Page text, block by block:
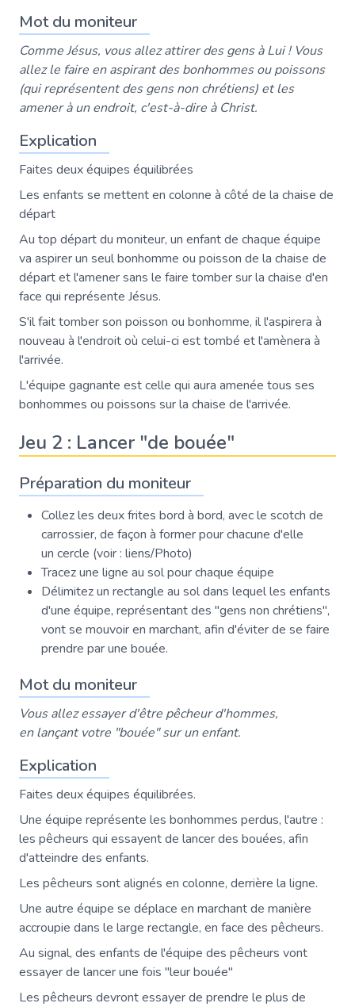
Mot du moniteur
Comme Jésus, vous allez attirer des gens à Lui ! Vous
allez le faire en aspirant des bonhommes ou poissons
(qui représentent des gens non chrétiens) et les
amener à un endroit, c'est-à-dire à Christ.
Explication
Faites deux équipes équilibrées
Les enfants se mettent en colonne à côté de la chaise de
départ
Au top départ du moniteur, un enfant de chaque équipe
va aspirer un seul bonhomme ou poisson de la chaise de
départ et l'amener sans le faire tomber sur la chaise d'en
face qui représente Jésus.
S'il fait tomber son poisson ou bonhomme, il l'aspirera à
nouveau à l'endroit où celui-ci est tombé et l'amènera à
l'arrivée.
L'équipe gagnante est celle qui aura amenée tous ses
bonhommes ou poissons sur la chaise de l'arrivée.
Jeu 2 : Lancer "de bouée"
Préparation du moniteur
Collez les deux frites bord à bord, avec le scotch de
carrossier, de façon à former pour chacune d'elle
un cercle (voir : liens/Photo)
Tracez une ligne au sol pour chaque équipe
Délimitez un rectangle au sol dans lequel les enfants
d'une équipe, représentant des "gens non chrétiens",
vont se mouvoir en marchant, afin d'éviter de se faire
prendre par une bouée.
Mot du moniteur
Vous allez essayer d'être pêcheur d'hommes,
en lançant votre "bouée" sur un enfant.
Explication
Faites deux équipes équilibrées.
Une équipe représente les bonhommes perdus, l'autre :
les pêcheurs qui essayent de lancer des bouées, afin
d'atteindre des enfants.
Les pêcheurs sont alignés en colonne, derrière la ligne.
Une autre équipe se déplace en marchant de manière
accroupie dans le large rectangle, en face des pêcheurs.
Au signal, des enfants de l'équipe des pêcheurs vont
essayer de lancer une fois "leur bouée"
Les pêcheurs devront essayer de prendre le plus de